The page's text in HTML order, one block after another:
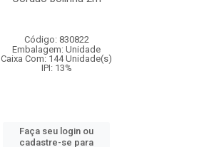
Código: 830822
Embalagem: Unidade
Caixa Com: 144 Unidade(s)
IPI: 13%
Faça seu login ou
cadastre-se para